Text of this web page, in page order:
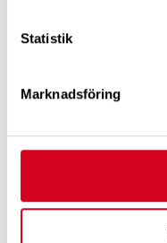
Statistik
Marknadsföring
Läs mer